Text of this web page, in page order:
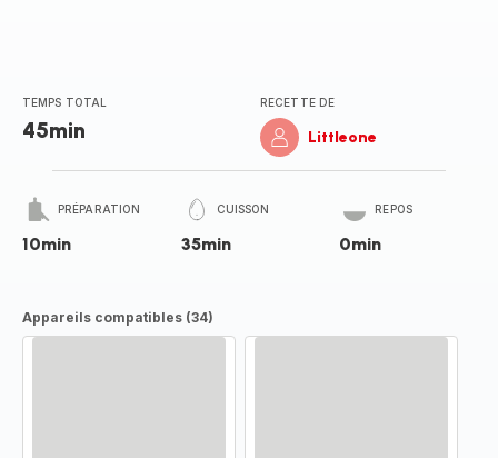
TEMPS TOTAL
45min
RECETTE DE
Littleone
PRÉPARATION
10min
CUISSON
35min
REPOS
0min
Appareils compatibles (34)